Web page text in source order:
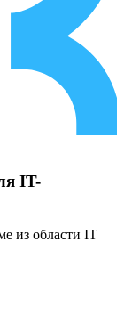
IT-
из области IT